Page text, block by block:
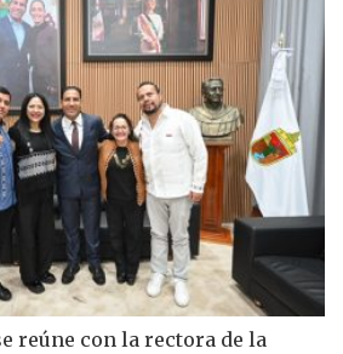
reúne con la rectora de la